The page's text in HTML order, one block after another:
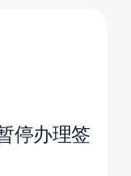
停办理签